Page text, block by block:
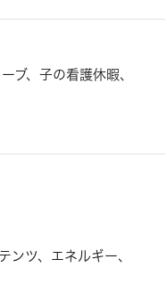
ブ、子の看護休暇、
ンツ、エネルギー、